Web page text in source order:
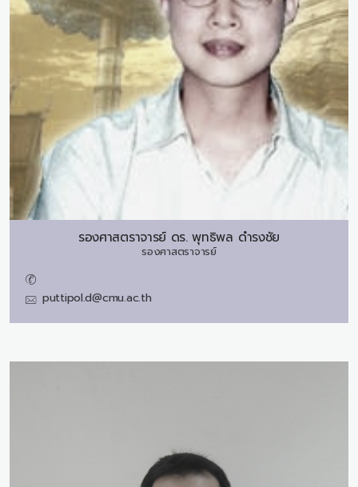
รองศาสตราจารย์ ดร. พุทธิพล ดำรงชัย
รองศาสตราจารย์
puttipol.d@cmu.ac.th